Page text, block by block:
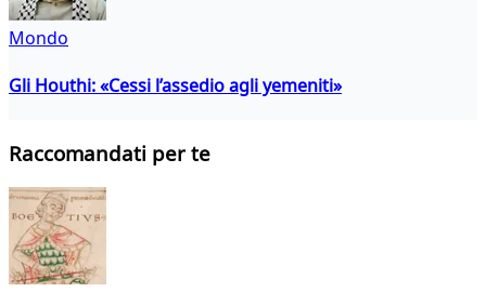
Mondo
Gli Houthi: «Cessi l’assedio agli yemeniti»
Raccomandati per te